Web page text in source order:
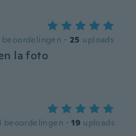
beoordelingen · 25 uploads
la foto
beoordelingen · 19 uploads